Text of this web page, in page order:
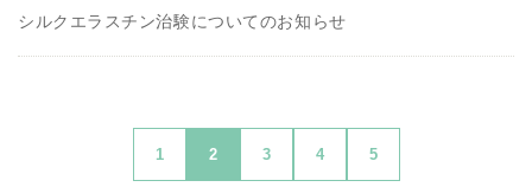
シルクエラスチン治験についてのお知らせ
1 2 3 4 5